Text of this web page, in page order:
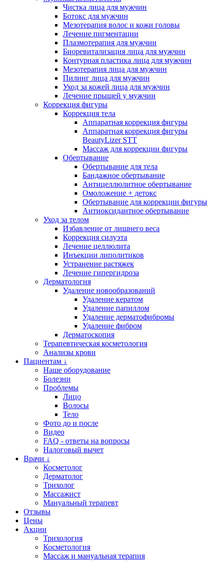
Чистка лица для мужчин
Ботокс для мужчин
Мезотерапия волос и кожи головы
Лечение пигментации
Плазмотерапия для мужчин
Биоревитализация лица для мужчин
Контурная пластика лица для мужчин
Мезотерапия лица для мужчин
Пилинг лица для мужчин
Уход за кожей лица для мужчин
Лечение прыщей у мужчин
Коррекция фигуры
Коррекция тела
Аппаратная коррекция фигуры
Аппаратная коррекция фигуры
BeautyLizer STT
Массаж для коррекции фигуры
Обертывание
Обертывание для тела
Бандажное обертывание
Антицеллюлитное обертывание
Омоложение + детокс
Обертывание для коррекции фигуры
Антиоксидантное обертывание
Уход за телом
Избавление от лишнего веса
Коррекция силуэта
Лечение целлюлита
Инъекции липолитиков
Устранение растяжек
Лечение гипергидроза
Дерматология
Удаление новообразований
Удаление кератом
Удаление папиллом
Удаление дерматофибромы
Удаление фибром
Дерматоскопия
Терапевтическая косметология
Анализы крови
Пациентам ↓
Наше оборудование
Болезни
Проблемы
Лицо
Волосы
Тело
Фото до и после
Видео
FAQ - ответы на вопросы
Налоговый вычет
Врачи ↓
Косметолог
Дерматолог
Трихолог
Массажист
Мануальный терапевт
Отзывы
Цены
Акции
Трихология
Косметология
Массаж и мануальная терапия